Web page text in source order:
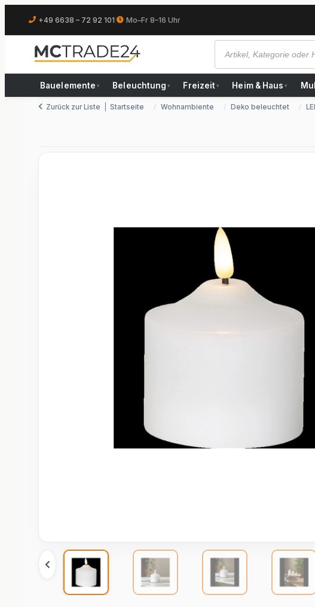
+49 6638 – 72 92 101 Mo–Fr 8–16 Uhr
Bauelemente ▾ Beleuchtung ▾ Freizeit ▾ Heim & Haus ▾
Zurück zur Liste Startseite Wohnambiente Deko beleuchtet